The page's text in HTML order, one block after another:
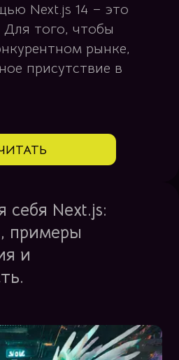
Next.js 14 – это
Для того, чтобы
рынке,
присутствие в
себя Next.js:
примеры
и